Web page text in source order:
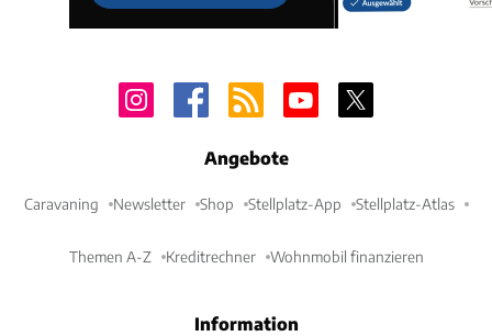
Angebote
Caravaning Newsletter Shop Stellplatz-App Stellplatz-Atlas
Themen A-Z Kreditrechner Wohnmobil finanzieren
Information